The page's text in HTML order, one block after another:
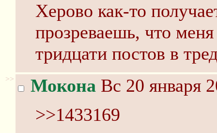
Херово как-то
прозреваешь, что
тридцати постов в
>> Мокона Вс 20 января
>>1433169